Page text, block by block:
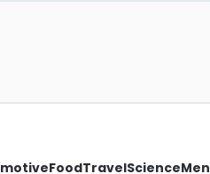
FoodTravelScienceMen